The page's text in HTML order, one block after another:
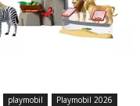
playmobil
Playmobil 2026